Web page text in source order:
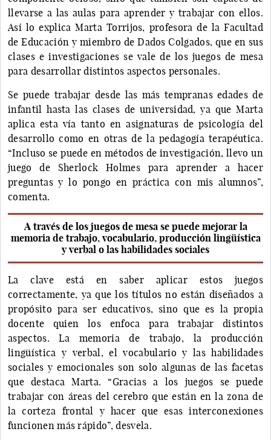
llevarse a las aulas para aprender y trabajar con ellos.
Así lo explica Marta Torrijos, profesora de la Facultad
de Educación y miembro de Dados Colgados, que en sus
clases e investigaciones se vale de los juegos de mesa
para desarrollar distintos aspectos personales.
Se puede trabajar desde las más tempranas edades de
infantil hasta las clases de universidad, ya que Marta
aplica esta vía tanto en asignaturas de psicología del
desarrollo como en otras de la pedagogía terapéutica.
“Incluso se puede en métodos de investigación, llevo un
juego de Sherlock Holmes para aprender a hacer
preguntas y lo pongo en práctica con mis alumnos”,
comenta.
A través de los juegos de mesa se puede mejorar la
memoria de trabajo, vocabulario, producción lingüística
y verbal o las habilidades sociales
La clave está en saber aplicar estos juegos
correctamente, ya que los títulos no están diseñados a
propósito para ser educativos, sino que es la propia
docente quien los enfoca para trabajar distintos
aspectos. La memoria de trabajo, la producción
lingüística y verbal, el vocabulario y las habilidades
sociales y emocionales son solo algunas de las facetas
que destaca Marta. “Gracias a los juegos se puede
trabajar con áreas del cerebro que están en la zona de
la corteza frontal y hacer que esas interconexiones
funcionen más rápido”, desvela.